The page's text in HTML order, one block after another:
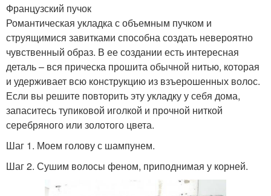
Французский пучок
Романтическая укладка с объемным пучком и
струящимися завитками способна создать невероятно
чувственный образ. В ее создании есть интересная
деталь – вся прическа прошита обычной нитью, которая
и удерживает всю конструкцию из взъерошенных волос.
Если вы решите повторить эту укладку у себя дома,
запаситесь тупиковой иголкой и прочной ниткой
серебряного или золотого цвета.
Шаг 1. Моем голову с шампунем.
Шаг 2. Сушим волосы феном, приподнимая у корней.